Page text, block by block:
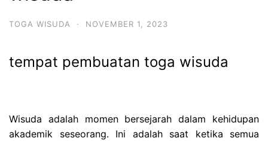
TOGA WISUDA · NOVEMBER 1, 2023
tempat pembuatan toga wisuda
Wisuda adalah momen bersejarah dalam kehidupan
akademik seseorang. Ini adalah saat ketika semua